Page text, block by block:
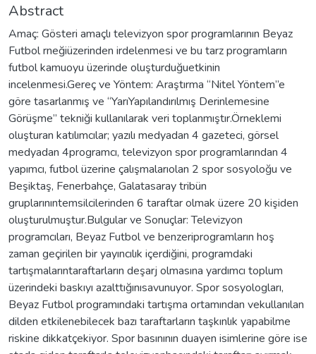
Abstract
Amaç: Gösteri amaçlı televizyon spor programlarının Beyaz
Futbol rneğiüzerinden irdelenmesi ve bu tarz programların
futbol kamuoyu üzerinde oluşturduğuetkinin
incelenmesi.Gereç ve Yöntem: Araştırma “Nitel Yöntem”e
göre tasarlanmış ve “YarıYapılandırılmış Derinlemesine
Görüşme” tekniği kullanılarak veri toplanmıştır.Örneklemi
oluşturan katılımcılar; yazılı medyadan 4 gazeteci, görsel
medyadan 4programcı, televizyon spor programlarından 4
yapımcı, futbol üzerine çalışmalarıolan 2 spor sosyoloğu ve
Beşiktaş, Fenerbahçe, Galatasaray tribün
gruplarınıntemsilcilerinden 6 taraftar olmak üzere 20 kişiden
oluşturulmuştur.Bulgular ve Sonuçlar: Televizyon
programcıları, Beyaz Futbol ve benzeriprogramların hoş
zaman geçirilen bir yayıncılık içerdiğini, programdaki
tartışmalarıntaraftarların deşarj olmasına yardımcı toplum
üzerindeki baskıyı azalttığınısavunuyor. Spor sosyologları,
Beyaz Futbol programındaki tartışma ortamından vekullanılan
dilden etkilenebilecek bazı taraftarların taşkınlık yapabilme
riskine dikkatçekiyor. Spor basınının duayen isimlerine göre ise